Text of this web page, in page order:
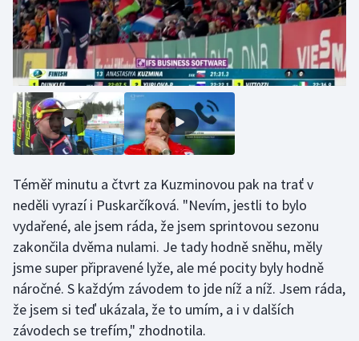
Plážový volejbal
Ragby
Rychlobruslení
Rychlostní kanoistika
Sportovní střelba
Stolní tenis
Triatlon
Veslování
Téměř minutu a čtvrt za Kuzminovou pak na trať v
neděli vyrazí i Puskarčíková. "Nevím, jestli to bylo
vydařené, ale jsem ráda, že jsem sprintovou sezonu
zakončila dvěma nulami. Je tady hodně sněhu, měly
jsme super připravené lyže, ale mé pocity byly hodně
náročné. S každým závodem to jde níž a níž. Jsem ráda,
že jsem si teď ukázala, že to umím, a i v dalších
závodech se trefím," zhodnotila.